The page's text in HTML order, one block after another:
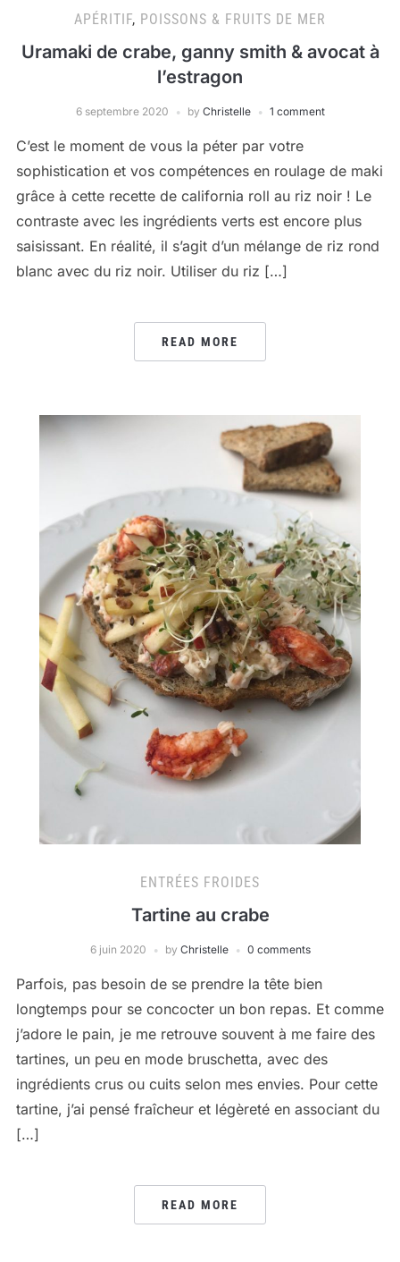
APÉRITIF, POISSONS & FRUITS DE MER
Uramaki de crabe, ganny smith & avocat à
l’estragon
6 septembre 2020 by Christelle 1 comment
C’est le moment de vous la péter par votre
sophistication et vos compétences en roulage de maki
grâce à cette recette de california roll au riz noir ! Le
contraste avec les ingrédients verts est encore plus
saisissant. En réalité, il s’agit d’un mélange de riz rond
blanc avec du riz noir. Utiliser du riz […]
READ MORE
ENTRÉES FROIDES
Tartine au crabe
6 juin 2020 by Christelle 0 comments
Parfois, pas besoin de se prendre la tête bien
longtemps pour se concocter un bon repas. Et comme
j’adore le pain, je me retrouve souvent à me faire des
tartines, un peu en mode bruschetta, avec des
ingrédients crus ou cuits selon mes envies. Pour cette
tartine, j’ai pensé fraîcheur et légèreté en associant du
[…]
READ MORE